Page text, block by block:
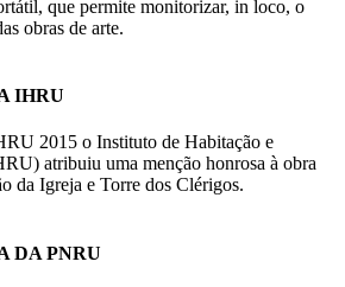
que permite monitorizar, in loco, o
obras de arte.
IHRU
2015 o Instituto de Habitação e
atribuiu uma menção honrosa à obra
da Igreja e Torre dos Clérigos.
DA PNRU